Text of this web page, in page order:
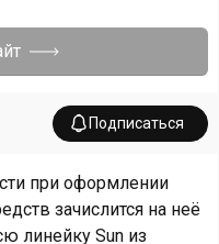
Подписаться
при оформлении
зачислится на неё
линейку Sun из